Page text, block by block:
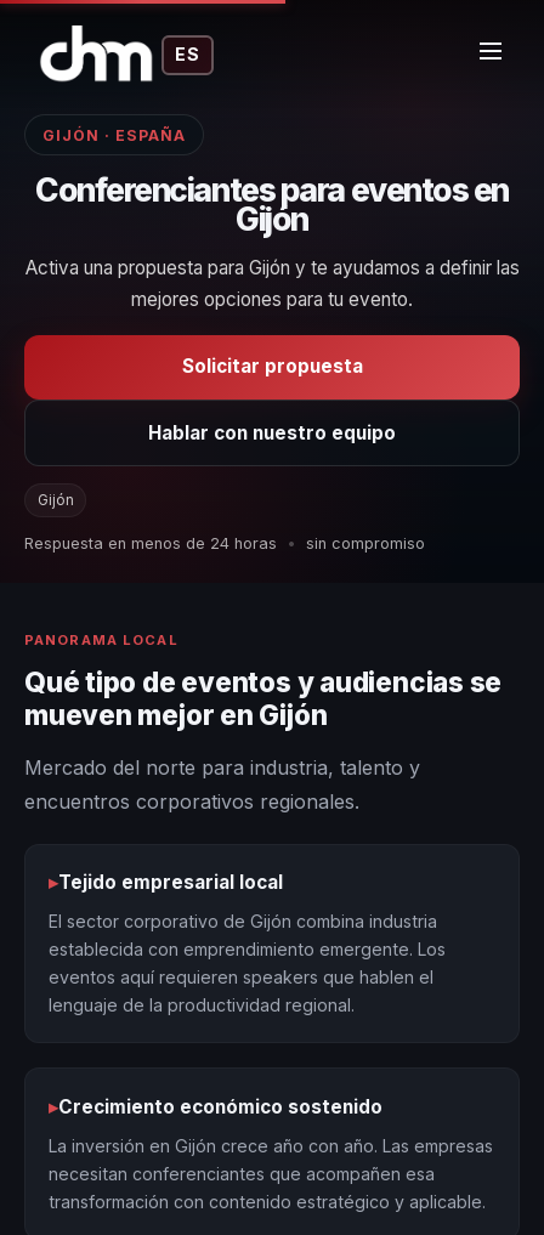
ES
GIJÓN · ESPAÑA
Conferenciantes para eventos en
Gijón
Activa una propuesta para Gijón y te ayudamos a definir las
mejores opciones para tu evento.
Solicitar propuesta
Hablar con nuestro equipo
Gijón
Respuesta en menos de 24 horas • sin compromiso
PANORAMA LOCAL
Qué tipo de eventos y audiencias se
mueven mejor en Gijón
Mercado del norte para industria, talento y
encuentros corporativos regionales.
▸Tejido empresarial local
El sector corporativo de Gijón combina industria
establecida con emprendimiento emergente. Los
eventos aquí requieren speakers que hablen el
lenguaje de la productividad regional.
▸Crecimiento económico sostenido
La inversión en Gijón crece año con año. Las empresas
necesitan conferenciantes que acompañen esa
transformación con contenido estratégico y aplicable.